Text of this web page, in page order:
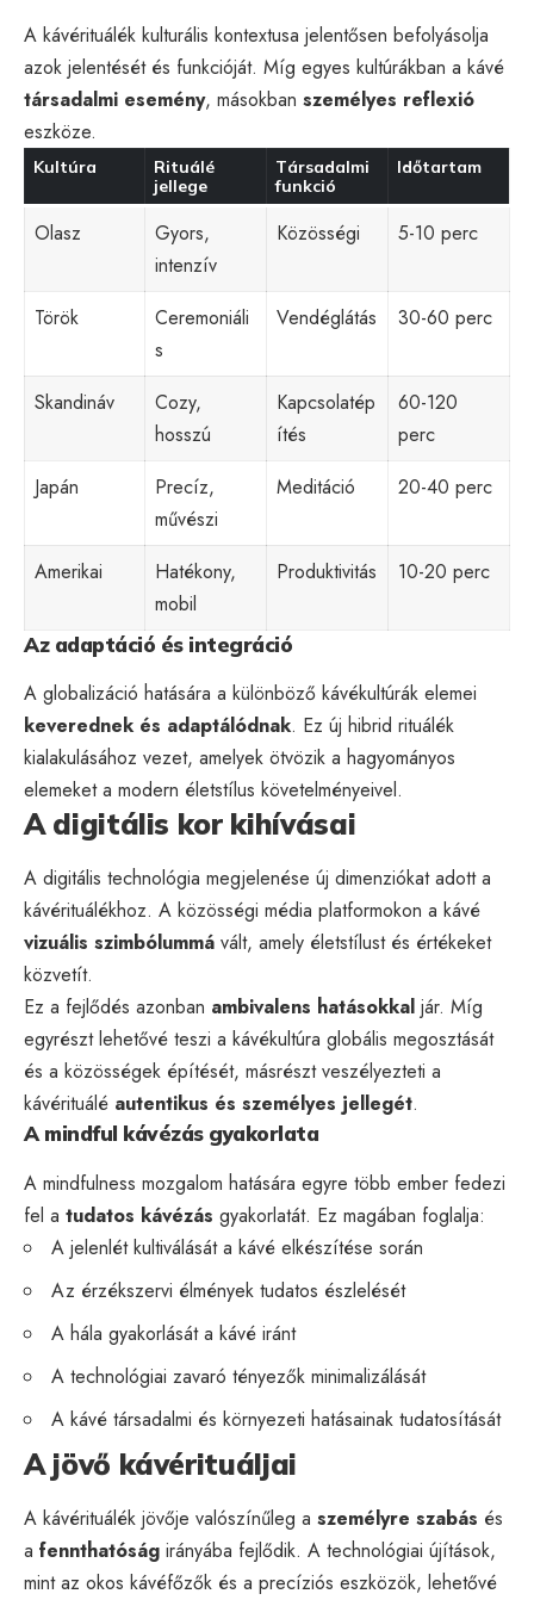
A kávérituálék kulturális kontextusa jelentősen befolyásolja
azok jelentését és funkcióját. Míg egyes kultúrákban a kávé
társadalmi esemény, másokban személyes reflexió
eszköze.
Kultúra
Rituálé
jellege
Társadalmi
funkció
Időtartam
Olasz
Gyors,
intenzív
Közösségi 5-10 perc
Török
Ceremoniáli
s
Vendéglátás 30-60 perc
Skandináv
Cozy,
hosszú
Kapcsolatép
ítés
60-120
perc
Japán
Precíz,
művészi
Meditáció 20-40 perc
Amerikai
Hatékony,
mobil
Produktivitás 10-20 perc
Az adaptáció és integráció
A globalizáció hatására a különböző kávékultúrák elemei
keverednek és adaptálódnak. Ez új hibrid rituálék
kialakulásához vezet, amelyek ötvözik a hagyományos
elemeket a modern életstílus követelményeivel.
A digitális kor kihívásai
A digitális technológia megjelenése új dimenziókat adott a
kávérituálékhoz. A közösségi média platformokon a kávé
vizuális szimbólummá vált, amely életstílust és értékeket
közvetít.
Ez a fejlődés azonban ambivalens hatásokkal jár. Míg
egyrészt lehetővé teszi a kávékultúra globális megosztását
és a közösségek építését, másrészt veszélyezteti a
kávérituálé autentikus és személyes jellegét.
A mindful kávézás gyakorlata
A mindfulness mozgalom hatására egyre több ember fedezi
fel a tudatos kávézás gyakorlatát. Ez magában foglalja:
A jelenlét kultiválását a kávé elkészítése során
Az érzékszervi élmények tudatos észlelését
A hála gyakorlását a kávé iránt
A technológiai zavaró tényezők minimalizálását
A kávé társadalmi és környezeti hatásainak tudatosítását
A jövő kávérituáljai
A kávérituálék jövője valószínűleg a személyre szabás és
a fennthatóság irányába fejlődik. A technológiai újítások,
mint az okos kávéfőzők és a precíziós eszközök, lehetővé